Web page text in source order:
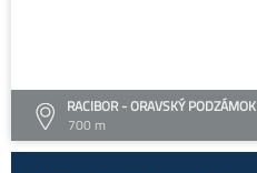
RACIBOR - ORAVSKÝ PODZÁMOK
700 m